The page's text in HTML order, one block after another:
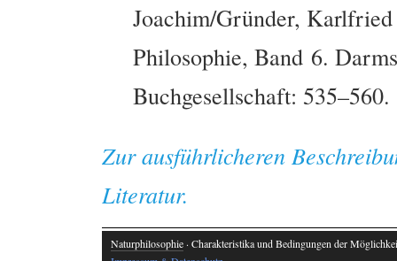
Joachim/Gründer,
Philosophie, Band 6.
Buchgesellschaft: 535–560.
Zur ausführlicheren
Literatur.
Naturphilosophie · Charakteristika und Bedingungen der